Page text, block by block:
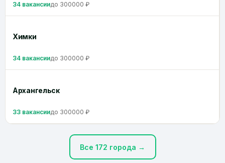
34 вакансиидо 300000 ₽
Химки
34 вакансиидо 300000 ₽
Архангельск
33 вакансиидо 300000 ₽
Все 172 города →